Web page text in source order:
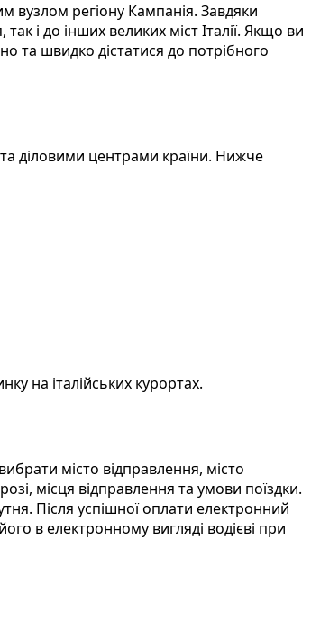
вузлом регіону Кампанія. Завдяки
і до інших великих міст Італії. Якщо ви
та швидко дістатися до потрібного
діловими центрами країни. Нижче
на італійських курортах.
місто відправлення, місто
місця відправлення та умови поїздки.
Після успішної оплати електронний
в електронному вигляді водієві при